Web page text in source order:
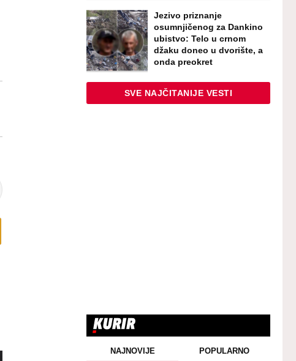
Jezivo priznanje
osumnjičenog za Dankino
ubistvo: Telo u crnom
džaku doneo u dvorište, a
onda preokret
SVE NAJČITANIJE VESTI
NAJNOVIJE POPULARNO